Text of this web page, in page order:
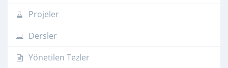
Projeler
Dersler
Yönetilen Tezler